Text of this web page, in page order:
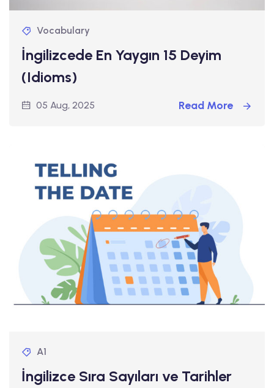
Vocabulary
İngilizcede En Yaygın 15 Deyim
(Idioms)
05 Aug, 2025 Read More
A1
İngilizce Sıra Sayıları ve Tarihler